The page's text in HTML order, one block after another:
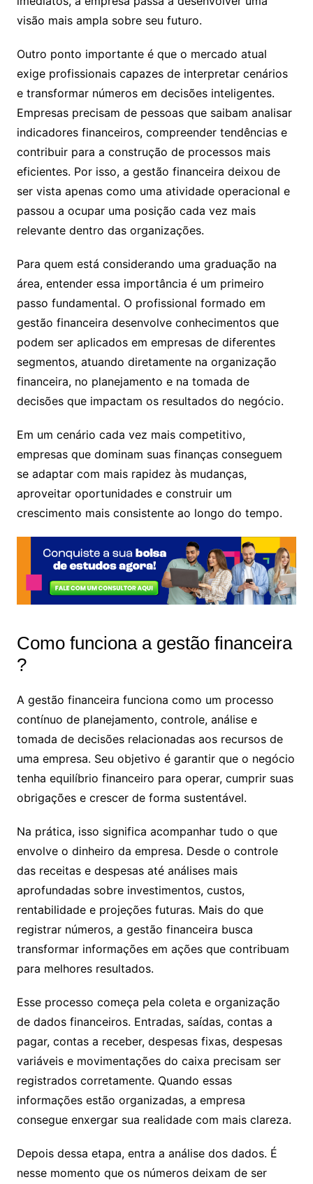
visão mais ampla sobre seu futuro.
Outro ponto importante é que o mercado atual
exige profissionais capazes de interpretar cenários
e transformar números em decisões inteligentes.
Empresas precisam de pessoas que saibam analisar
indicadores financeiros, compreender tendências e
contribuir para a construção de processos mais
eficientes. Por isso, a gestão financeira deixou de
ser vista apenas como uma atividade operacional e
passou a ocupar uma posição cada vez mais
relevante dentro das organizações.
Para quem está considerando uma graduação na
área, entender essa importância é um primeiro
passo fundamental. O profissional formado em
gestão financeira desenvolve conhecimentos que
podem ser aplicados em empresas de diferentes
segmentos, atuando diretamente na organização
financeira, no planejamento e na tomada de
decisões que impactam os resultados do negócio.
Em um cenário cada vez mais competitivo,
empresas que dominam suas finanças conseguem
se adaptar com mais rapidez às mudanças,
aproveitar oportunidades e construir um
crescimento mais consistente ao longo do tempo.
Como funciona a gestão financeira​
?
A gestão financeira funciona como um processo
contínuo de planejamento, controle, análise e
tomada de decisões relacionadas aos recursos de
uma empresa. Seu objetivo é garantir que o negócio
tenha equilíbrio financeiro para operar, cumprir suas
obrigações e crescer de forma sustentável.
Na prática, isso significa acompanhar tudo o que
envolve o dinheiro da empresa. Desde o controle
das receitas e despesas até análises mais
aprofundadas sobre investimentos, custos,
rentabilidade e projeções futuras. Mais do que
registrar números, a gestão financeira busca
transformar informações em ações que contribuam
para melhores resultados.
Esse processo começa pela coleta e organização
de dados financeiros. Entradas, saídas, contas a
pagar, contas a receber, despesas fixas, despesas
variáveis e movimentações do caixa precisam ser
registrados corretamente. Quando essas
informações estão organizadas, a empresa
consegue enxergar sua realidade com mais clareza.
Depois dessa etapa, entra a análise dos dados. É
nesse momento que os números deixam de ser